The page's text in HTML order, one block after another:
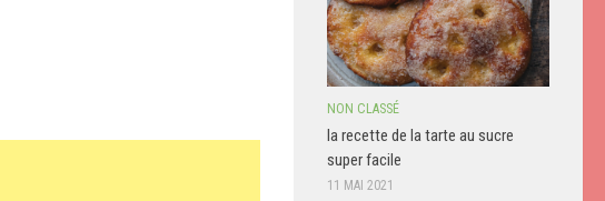
NON CLASSÉ
la recette de la tarte au sucre
super facile
11 MAI 2021